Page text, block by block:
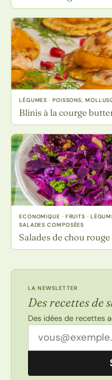
LÉGUMES · POISSONS,
Blinis à la courge
ECONOMIQUE · FRUITS ·
SALADES COMPOSÉES
Salades de chou
LA NEWSLETTER
Des recettes de
Des idées de recettes
Adresse email